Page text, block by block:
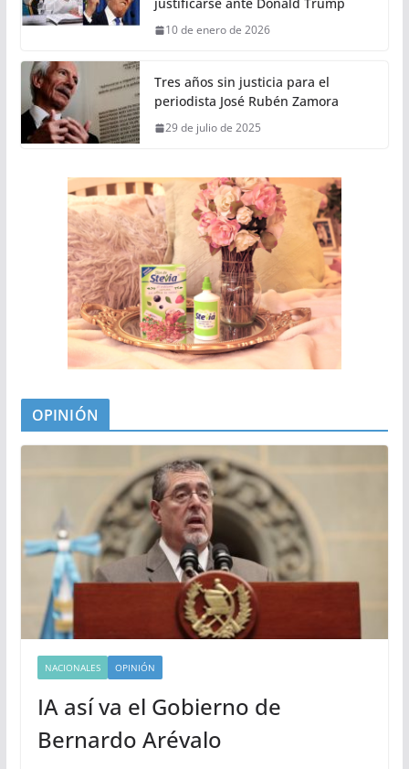
justificarse ante Donald Trump
10 de enero de 2026
Tres años sin justicia para el
periodista José Rubén Zamora
29 de julio de 2025
OPINIÓN
NACIONALES OPINIÓN
IA así va el Gobierno de
Bernardo Arévalo